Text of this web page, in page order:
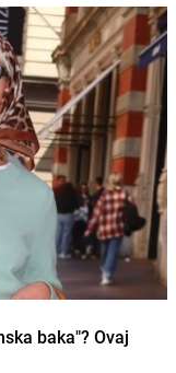
baka"? Ovaj